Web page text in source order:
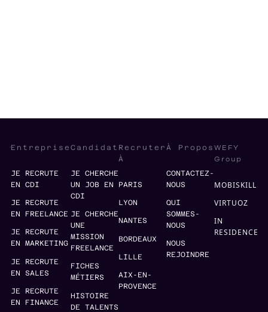
Entreprise
JE RECRUTE
EN CDI
JE RECRUTE
EN FREELANCE
JE RECRUTE
EN MARKETING
JE RECRUTE
EN SALES
JE RECRUTE
EN FINANCE
Candidat
JE CHERCHE
UN JOB EN
CDI
JE CHERCHE
UNE
MISSION
FREELANCE
FICHES
MÉTIERS
HISTOIRE
DE TALENTS
Recruter
À
PARIS
LYON
NANTES
BORDEAUX
LILLE
AIX-EN-
PROVENCE
À Propos
CONTACTEZ-
NOUS
QUI
SOMMES-
NOUS
NOUS
REJOINDRE
WEFY
Group
MOBISKILL
VIRTUOZ
IN
RESIDENCE